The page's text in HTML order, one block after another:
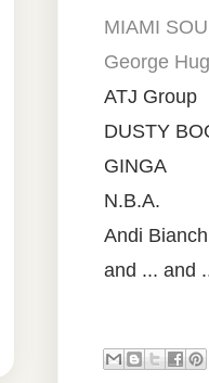
MIAMI
George Hug
ATJ Group
DUSTY
GINGA
N.B.A.
Andi
and ... and